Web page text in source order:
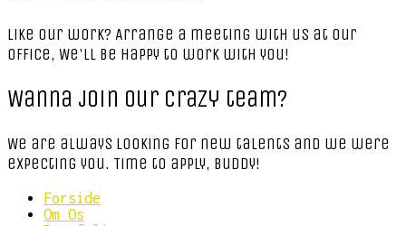
Like our work? Arrange a meeting with us at our
office, We'll be happy to work with you!
Wanna join our crazy team?
We are always looking for new talents and we were
expecting you. Time to apply, buddy!
Forside
Om Os